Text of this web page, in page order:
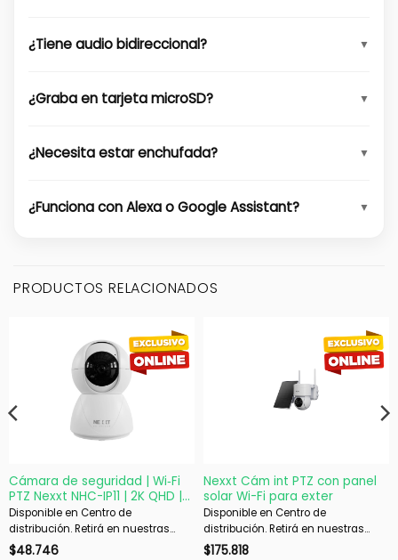
¿Tiene audio bidireccional?
¿Graba en tarjeta microSD?
¿Necesita estar enchufada?
¿Funciona con Alexa o Google Assistant?
PRODUCTOS RELACIONADOS
Cámara de seguridad | Wi‑Fi
PTZ Nexxt NHC-IP11 | 2K QHD |
Interior
Disponible en Centro de
distribución. Retirá en nuestras
sucursales en 48 hs hábiles. Si es
$48.746
Nexxt Cám int PTZ con panel
solar Wi-Fi para exter
Disponible en Centro de
distribución. Retirá en nuestras
sucursales en 48 hs hábiles. Si es
$175.818